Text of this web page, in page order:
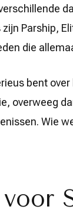
Parship,
die
bent
overweeg
Wie